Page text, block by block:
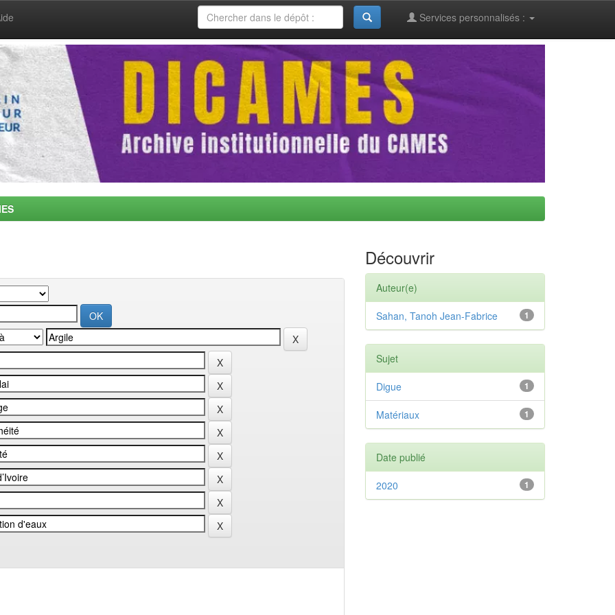
Services personnalisés :
Découvrir
Auteur(e)
1
Sahan, Tanoh Jean-Fabrice
Sujet
1
Digue
1
Matériaux
Date publié
1
2020